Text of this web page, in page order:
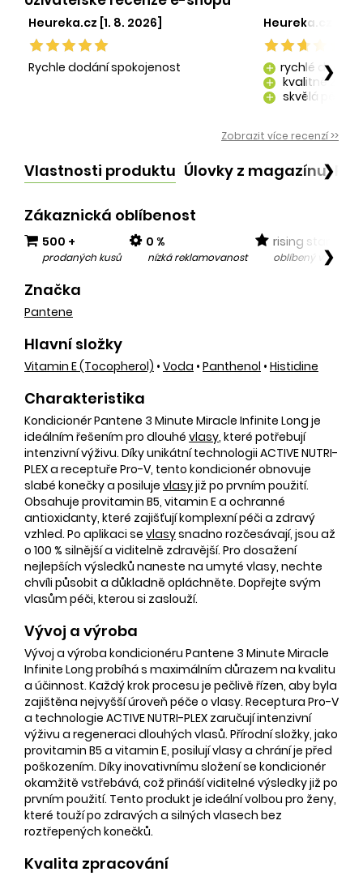
Heureka.cz [1. 8. 2026]
Rychle dodání spokojenost
Heureka.cz [29.
add rychlé dodání
add kvalitně
add skvělá péče o
❯
Zobrazit více recenzí >>
Vlastnosti produktu Úlovky z magazínu❯
Zákaznická oblíbenost
500 +
prodaných kusů
0 %
nízká reklamovanost
rising star
oblíbený v❯
Značka
Pantene
Hlavní složky
Vitamin E (tocopherol) • Voda • Panthenol • Histidine
Charakteristika
Kondicionér Pantene 3 Minute Miracle Infinite Long je
ideálním řešením pro dlouhé vlasy, které potřebují
intenzivní výživu. Díky unikátní technologii ACTIVE NUTRI-
PLEX a receptuře Pro-V, tento kondicionér obnovuje
slabé konečky a posiluje vlasyjiž po prvním použití.
Obsahuje provitamin B5, vitamin E a ochranné
antioxidanty, které zajišťují komplexní péči a zdravý
vzhled. Po aplikaci se vlasysnadno rozčesávají, jsou až
o 100 % silnější a viditelně zdravější. Pro dosažení
nejlepších výsledků naneste na umyté vlasy, nechte
chvíli působit a důkladně opláchněte. Dopřejte svým
vlasům péči, kterou si zaslouží.
Vývoj a výroba
Vývoj a výroba kondicionéru Pantene 3 Minute Miracle
Infinite Long probíhá s maximálním důrazem na kvalitu
a účinnost. Každý krok procesu je pečlivě řízen, aby byla
zajištěna nejvyšší úroveň péče o vlasy. Receptura Pro-V
a technologie ACTIVE NUTRI-PLEX zaručují intenzivní
výživu a regeneraci dlouhých vlasů. Přírodní složky, jako
provitamin B5 a vitamin E, posilují vlasy a chrání je před
poškozením. Díky inovativnímu složení se kondicionér
okamžitě vstřebává, což přináší viditelné výsledky již po
prvním použití. Tento produkt je ideální volbou pro ženy,
které touží po zdravých a silných vlasech bez
roztřepených konečků.
Kvalita zpracování